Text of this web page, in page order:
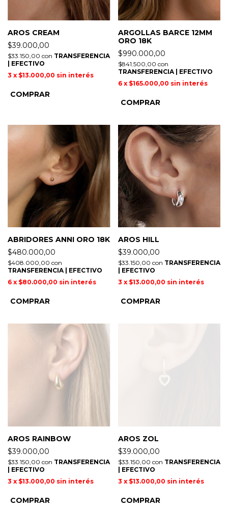
AROS CREAM
$39.000,00
$33.150,00 con TRANSFERENCIA
| EFECTIVO
3 x $13.000,00 sin interés
ARGOLLAS BARCE 12MM
ORO 18K
$990.000,00
$841.500,00 con
TRANSFERENCIA | EFECTIVO
6 x $165.000,00 sin interés
ABRIDORES ANNI ORO 18K
$480.000,00
$408.000,00 con
TRANSFERENCIA | EFECTIVO
6 x $80.000,00 sin interés
AROS HILL
$39.000,00
$33.150,00 con TRANSFERENCIA
| EFECTIVO
3 x $13.000,00 sin interés
AROS RAINBOW
$39.000,00
$33.150,00 con TRANSFERENCIA
| EFECTIVO
3 x $13.000,00 sin interés
AROS ZOL
$39.000,00
$33.150,00 con TRANSFERENCIA
| EFECTIVO
3 x $13.000,00 sin interés